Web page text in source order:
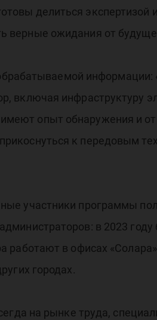
делиться экспертизой
верные ожидания от
информации:
включая инфраструктуру
опыт обнаружения и
к передовым
участники программы
в 2023 году
работают в офисах
городах.
на рынке труда,